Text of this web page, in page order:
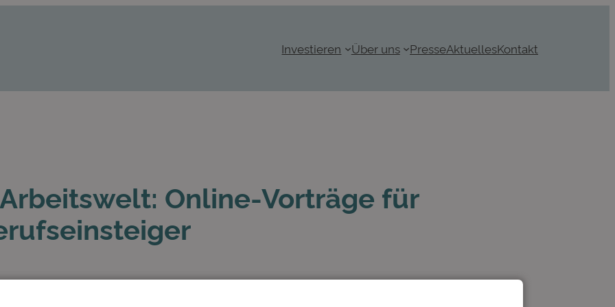
Investieren Über uns PresseAktuellesKontakt
Online-Vorträge für
inPressemitteilungen